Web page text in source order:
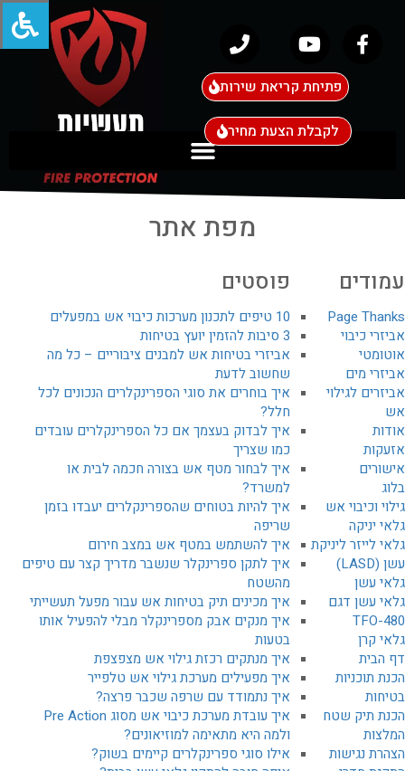
פתיחת קריאת שירות
לקבלת הצעת מחיר
מפת אתר
עמודים
Page Thanks
אביזרי כיבוי
אוטומטי
אביזרי מים
אביזרים לגילוי
אש
אודות
אזעקות
אישורים
בלוג
גילוי וכיבוי אש
גלאי יניקה
גלאי לייזר ליניקת
עשן (LASD)
גלאי עשן
גלאי עשן דגם
480-TFO
גלאי קרן
דף הבית
הכנת תוכניות
בטיחות
הכנת תיק שטח
המלצות
הצהרת נגישות
פוסטים
10 טיפים לתכנון מערכות כיבוי אש במפעלים
3 סיבות להזמין יועץ בטיחות
אביזרי בטיחות אש למבנים ציבוריים – כל מה
שחשוב לדעת
איך בוחרים את סוגי הספרינקלרים הנכונים לכל
חלל?
איך לבדוק בעצמך אם כל הספרינקלרים עובדים
כמו שצריך
איך לבחור מטף אש בצורה חכמה לבית או
למשרד?
איך להיות בטוחים שהספרינקלרים יעבדו בזמן
שריפה
איך להשתמש במטף אש במצב חירום
איך לתקן ספרינקלר שנשבר מדריך קצר עם טיפים
מהשטח
איך מכינים תיק בטיחות אש עבור מפעל תעשייתי
איך מנקים אבק מספרינקלר מבלי להפעיל אותו
בטעות
איך מנתקים רכזת גילוי אש מצפצפת
איך מפעילים מערכת גילוי אש טלפייר
איך נתמודד עם שרפה שכבר פרצה?
איך עובדת מערכת כיבוי אש מסוג Pre Action
ולמה היא מתאימה למוזיאונים?
אילו סוגי ספרינקלרים קיימים בשוק?